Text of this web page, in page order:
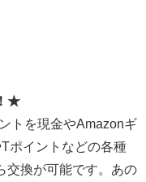
★
トを現金やAmazonギ
ポイントなどの各種
交換が可能です。あの